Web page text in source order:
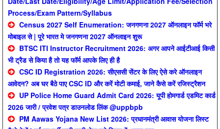
Process/Exam Pattern/Syllabus
Census 2027 Self Enumeration: जनगणना 2027 ऑनलाइन फॉर्म भरे
मोबाइल से | पूरे भारत मे जनगणना 2027 ऑनलाइन शुरू
BTSC ITI Instructor Recruitment 2026: अगर आपने आईटीआई किसी
भी ट्रैड से किया है तो यह फॉर्म आपके लिए ही है
CSC ID Registration 2026: सीएससी सेंटर के लिए ऐसे करे ऑनलाइन
आवेदन? अब घर बैठे पाए CSC ID और करें मोटी कमाई, जाने कैसे करें रजिस्ट्रैशन
UP Police Home Guard Admit Card 2026: यूपी होमगार्ड एडमिट कार्ड
2026 जारी / प्रवेश पत्र डाउनलोड लिंक @uppbpb
PM Aawas Yojana New List 2026: प्रधानमंत्री आवास योजना लिस्ट